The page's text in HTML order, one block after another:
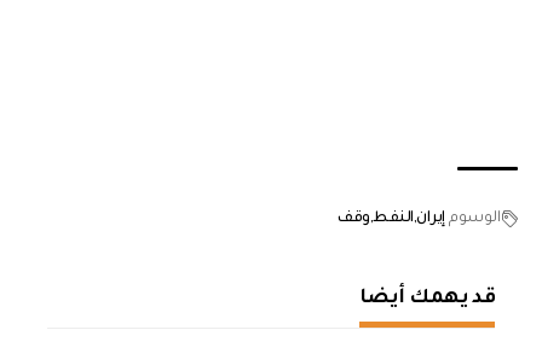
الوسوم إيران النفط وقف
قد يهمك أيضا